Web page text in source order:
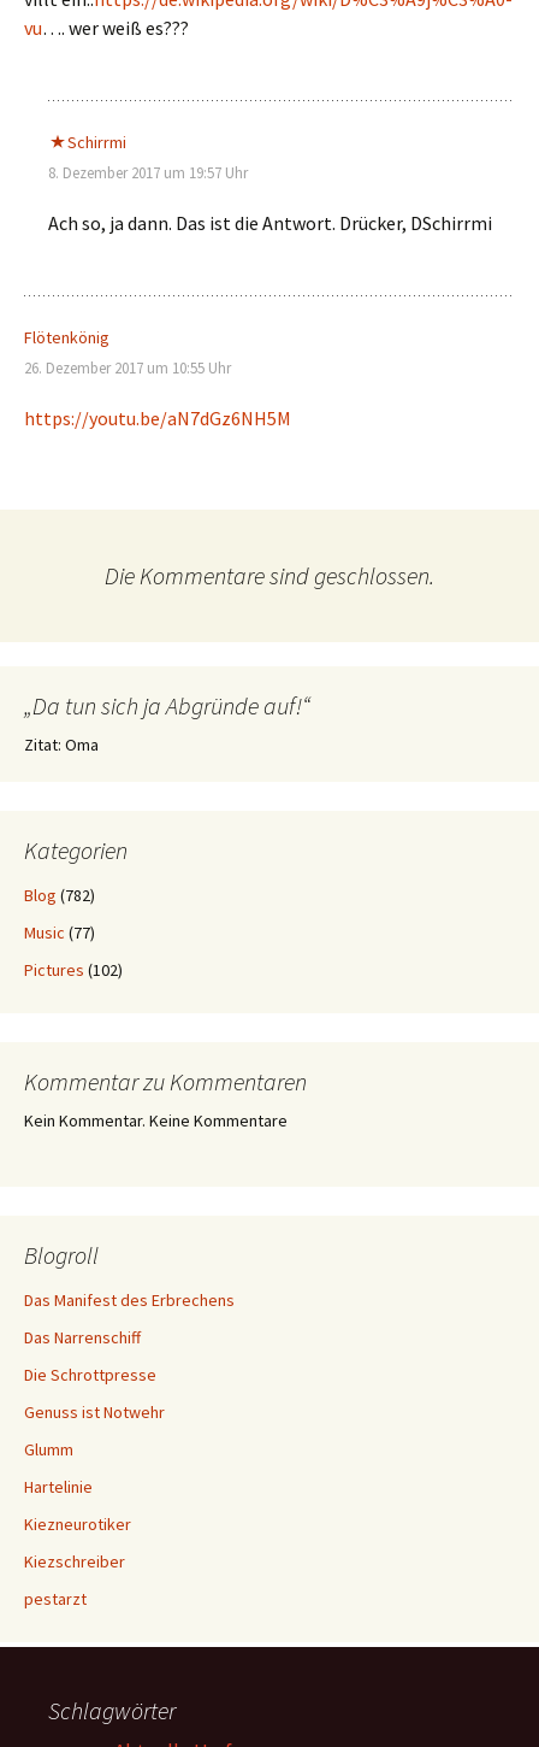
vu…. wer weiß es???
Schirrmi
8. Dezember 2017 um 19:57 Uhr
Ach so, ja dann. Das ist die Antwort. Drücker, DSchirrmi
Flötenkönig
26. Dezember 2017 um 10:55 Uhr
https://youtu.be/aN7dGz6NH5M
Die Kommentare sind geschlossen.
„Da tun sich ja Abgründe auf!“
Zitat: Oma
Kategorien
Blog (782)
Music (77)
Pictures (102)
Kommentar zu Kommentaren
Kein Kommentar. Keine Kommentare
Blogroll
Das Manifest des Erbrechens
Das Narrenschiff
Die Schrottpresse
Genuss ist Notwehr
Glumm
Hartelinie
Kiezneurotiker
Kiezschreiber
pestarzt
Schlagwörter